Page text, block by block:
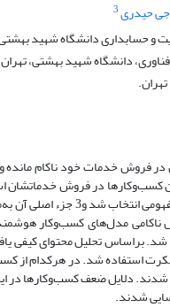
حیدری3
حسابداری دانشگاه شهید بهشتی،
دانشگاه شهید بهشتی، تهران
در فروش خدمات خود ناکام
کسب‌وکارها در فروش
منظور، مدل کسب‌وکار
ناکامی مدل‌های کسب‌وکار
شد. براساس تحلیل محتوای
استفاده شد. در هرکدام از
دلایل ضعف کسب‌وکارها در
شدند.